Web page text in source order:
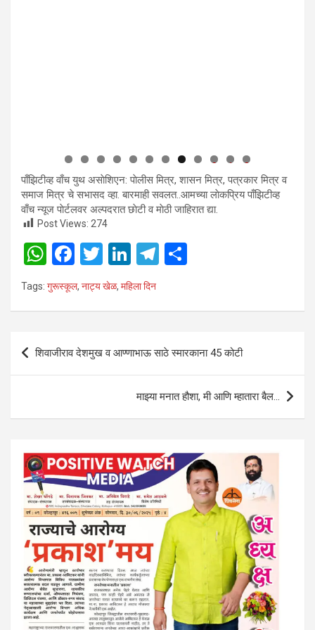
0 1
2
पाँझिटीव्ह वाँच युथ असाेशिएन: पाेलीस मित्र, शासन मित्र, पत्रकार मित्र व
समाज मित्र चे सभासद व्हा. बारमाही सवलत..आमच्या लाेकप्रिय पाँझिटीव्ह
वाँच न्यूज पाेर्टलवर अल्पदरात छाेटी व माेठी जाहिरात द्या.
Post Views: 274
W
h
at
A
F
a
ce
o
T
wi
tt
Li
n
ke
n
T
a
Tags: गुरूस्कूल, नाट्य खेळ, महिला दिन
Post
navigation
शिवाजीराव देशमुख व आण्णाभाऊ साठे स्मारकाना 45 कोटी
माझ्या मनात हौशा, मी आणि म्हातारा बैल…